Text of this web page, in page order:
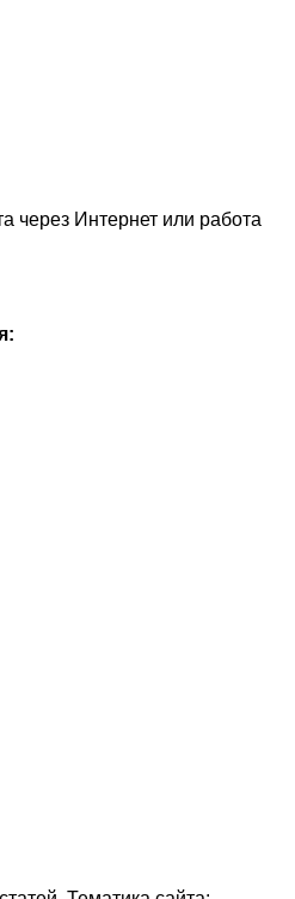
через Интернет или работа